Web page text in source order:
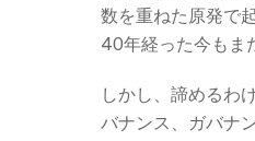
数を重ねた原発で
40年経った今もま
しかし、諦めるわ
バナンス、ガバナ